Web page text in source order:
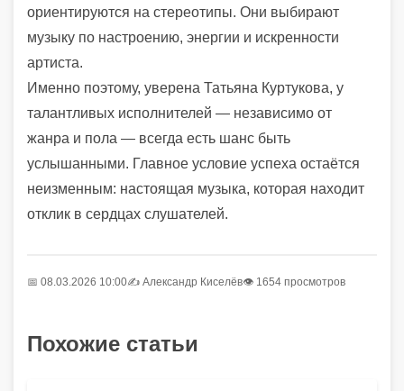
ориентируются на стереотипы. Они выбирают
музыку по настроению, энергии и искренности
артиста.
Именно поэтому, уверена Татьяна Куртукова, у
талантливых исполнителей — независимо от
жанра и пола — всегда есть шанс быть
услышанными. Главное условие успеха остаётся
неизменным: настоящая музыка, которая находит
отклик в сердцах слушателей.
📅 08.03.2026 10:00✍️ Александр Киселёв👁 1654 просмотров
Похожие статьи